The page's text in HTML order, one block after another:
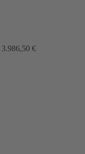
3.986,50 €